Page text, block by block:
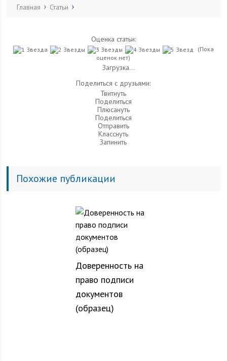
Главная Статьи
Оценка статьи:
(Пока
оценок нет)
Загрузка...
Поделиться с друзьями:
Твитнуть
Поделиться
Плюсануть
Поделиться
Отправить
Класснуть
Запинить
Похожие публикации
Доверенность на
право подписи
документов
(образец)